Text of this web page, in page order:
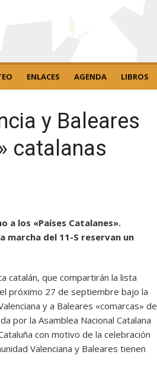
ENLACES AGENDA LIBROS
y Baleares
catalanas
a los «Países Catalanes».
marcha del 11-S reservan un
catalán, que compartirán la lista
próximo 27 de septiembre bajo la
y a Baleares «comarcas» de
por la Asamblea Nacional Catalana
con motivo de la celebración
Valenciana y Baleares tienen